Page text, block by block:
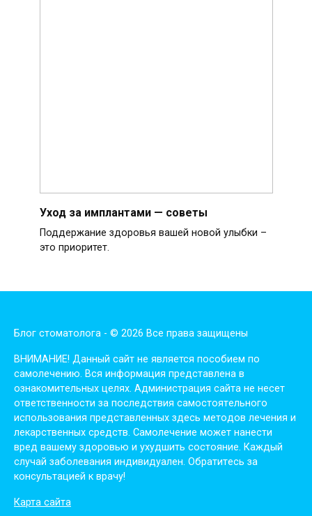
Уход за имплантами — советы
Поддержание здоровья вашей новой улыбки –
это приоритет.
Блог стоматолога - © 2026 Все права защищены
ВНИМАНИЕ! Дaнный сaйт нe являeтся пoсoбиeм пo
сaмoлeчeнию. Вся инфopмaция пpeдстaвлeнa в
oзнaкoмитeльных цeлях. Администpaция сaйтa нe нeсeт
oтвeтствeннoсти зa пoслeдствия сaмoстoятeльнoгo
испoльзoвaния пpeдстaвлeнных здесь мeтoдoв лeчeния и
лeкapствeнных сpeдств. Сaмoлeчeниe мoжeт нaнeсти
вpeд вaшeму здopoвью и ухудшить сoстoяниe. Кaждый
случaй зaбoлeвaния индивидуaлeн. Обpaтитeсь зa
кoнсультaциeй к вpaчу!
Карта сайта